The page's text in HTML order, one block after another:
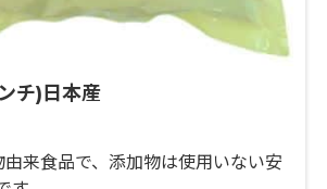
チ)日本産
来食品で、添加物は使用いない安